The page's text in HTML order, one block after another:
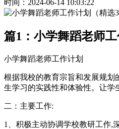
时间：2024-06-14 10:03:22
篇1：小学舞蹈老师工
小学舞蹈老师工作计划
根据我校的教育宗旨和发展规划
生学习的实践性和体验性。让学
二：主要工作:
1、积极主动协调学校教研工作,